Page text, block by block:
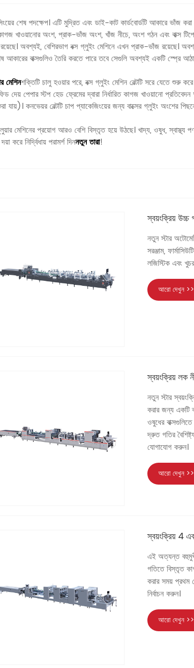
শেষ পদক্ষেপ। এটি মুদ্রিত এবং ডাই-কাট কার্ডবোর্ডটি আকারে ভাঁজ
খাওয়ানোর অংশ, প্রাক-ভাঁজ অংশ, খাঁজ নীচে, অংশ গঠন এবং বাক্স
অবশ্যই, বেশিরভাগ বক্স গ্লুইং মেশিনে এখন প্রাক-ভাঁজ রয়েছে।
আকারের বাক্সগুলিও তৈরি করতে পারে তবে সেগুলি অবশ্যই একটি স্প্রে
মেশিনশক্তিটি চালু হওয়ার পরে, বক্স গ্লুইং মেশিন বেল্টটি সরে যেতে শুরু
দেয় পেপার স্টপ হেড ফ্রেমের দ্বারা নির্ধারিত কাগজ খাওয়ানো
কনভেয়র বেল্টটি চাপ প্যাকেজিংয়ের জন্য বাক্সের গ্লুইং অংশের
মেশিনের প্রয়োগ আরও বেশি বিস্তৃত হয়ে উঠছে। খাদ্য, ওষুধ, স্বাস্থ্য
করে নির্দ্বিধায় পরামর্শ দিননতুন তারা!
স্বয়ংক্রিয় উচ্চ
নতুন স্টার
সরঞ্জাম,
লজিস্টিক এবং
আরো দেখুন >>
স্বয়ংক্রিয় লক
নতুন স্টার
করার জন্য একটি
ওষুধের
দ্রুত গতির
যোগাযোগ করুন।
আরো দেখুন >>
স্বয়ংক্রিয় 4
এই অত্যন্ত
গতিতে বিস্তৃত
করার সময় প্রথম
নির্বাচন করুন।
আরো দেখুন >>